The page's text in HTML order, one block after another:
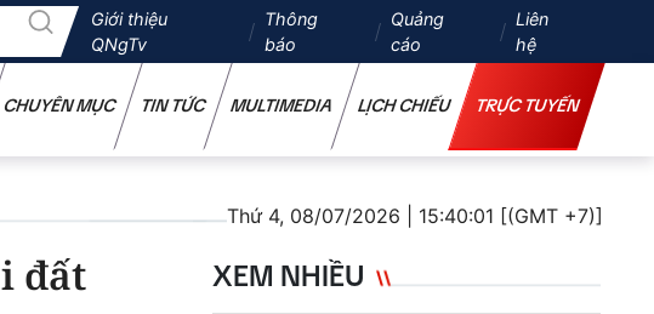
Giới thiệu
QNgTv
Thông
báo
Quảng
cáo
Liên
hệ
CHUYÊN MỤC TIN TỨC MULTIMEDIA LỊCH CHIẾU TRỰC TUYẾN
Thứ 4, 08/07/2026 | 15:40:01 [(GMT +7)]
đất XEM NHIỀU